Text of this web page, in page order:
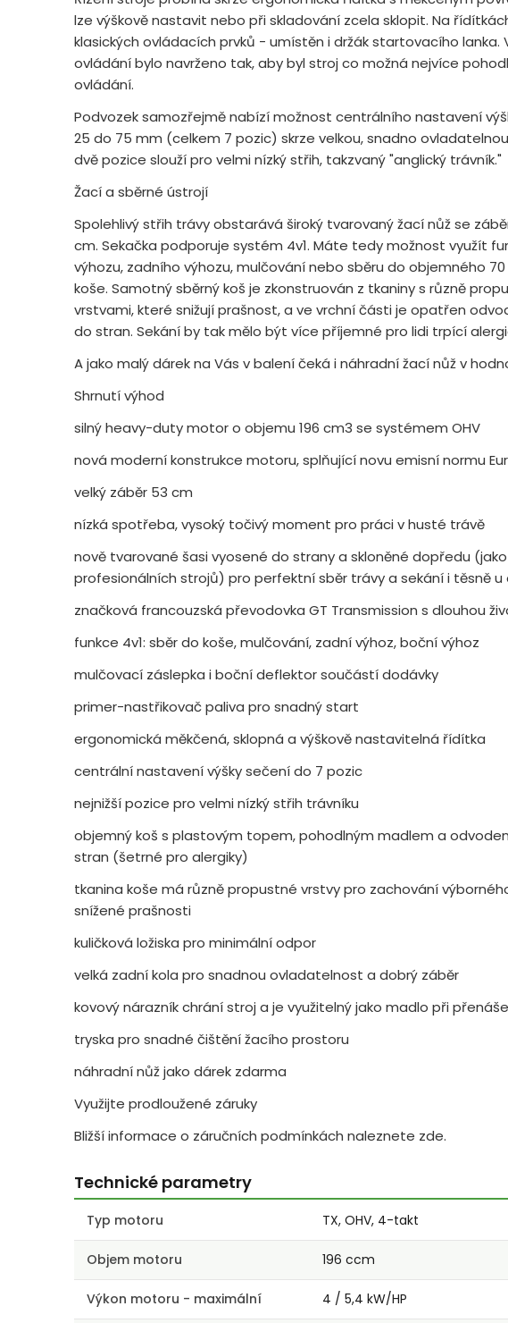
lze výškově nastavit nebo při skladování zcela sklopit. Na
klasických ovládacích prvků - umístěn i držák startovacího lanka.
ovládání bylo navrženo tak, aby byl stroj co možná nejvíce
ovládání.
Podvozek samozřejmě nabízí možnost centrálního nastavení
25 do 75 mm (celkem 7 pozic) skrze velkou, snadno
dvě pozice slouží pro velmi nízký střih, takzvaný "anglický trávník."
Žací a sběrné ústrojí
Spolehlivý střih trávy obstarává široký tvarovaný žací nůž se
cm. Sekačka podporuje systém 4v1. Máte tedy možnost využít
výhozu, zadního výhozu, mulčování nebo sběru do objemného
koše. Samotný sběrný koš je zkonstruován z tkaniny s různě
vrstvami, které snižují prašnost, a ve vrchní části je opatřen
do stran. Sekání by tak mělo být více příjemné pro lidi trpící
A jako malý dárek na Vás v balení čeká i náhradní žací nůž v
Shrnutí výhod
silný heavy-duty motor o objemu 196 cm3 se systémem OHV
nová moderní konstrukce motoru, splňující novu emisní normu
velký záběr 53 cm
nízká spotřeba, vysoký točivý moment pro práci v husté trávě
nově tvarované šasi vyosené do strany a skloněné dopředu
profesionálních strojů) pro perfektní sběr trávy a sekání i těsně u
značková francouzská převodovka GT Transmission s dlouhou
funkce 4v1: sběr do koše, mulčování, zadní výhoz, boční výhoz
mulčovací záslepka i boční deflektor součástí dodávky
primer-nastřikovač paliva pro snadný start
ergonomická měkčená, sklopná a výškově nastavitelná řídítka
centrální nastavení výšky sečení do 7 pozic
nejnižší pozice pro velmi nízký střih trávníku
objemný koš s plastovým topem, pohodlným madlem a
stran (šetrné pro alergiky)
tkanina koše má různě propustné vrstvy pro zachování
snížené prašnosti
kuličková ložiska pro minimální odpor
velká zadní kola pro snadnou ovladatelnost a dobrý záběr
kovový nárazník chrání stroj a je využitelný jako madlo při
tryska pro snadné čištění žacího prostoru
náhradní nůž jako dárek zdarma
Využijte prodloužené záruky
Bližší informace o záručních podmínkách naleznete zde.
Technické parametry
Typ motoru TX, OHV, 4-takt
Objem motoru 196 ccm
Výkon motoru - maximální 4 / 5,4 kW/HP